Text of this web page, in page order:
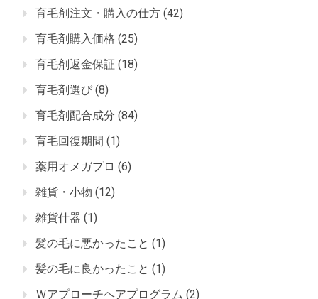
育毛剤注文・購入の仕方 (42)
育毛剤購入価格 (25)
育毛剤返金保証 (18)
育毛剤選び (8)
育毛剤配合成分 (84)
育毛回復期間 (1)
薬用オメガプロ (6)
雑貨・小物 (12)
雑貨什器 (1)
髪の毛に悪かったこと (1)
髪の毛に良かったこと (1)
Ｗアプローチヘアプログラム (2)